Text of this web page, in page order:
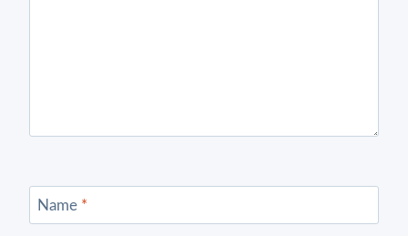
Name *